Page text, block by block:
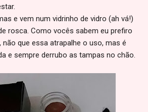
e vem num vidrinho de vidro (ah vá!)
rosca. Como vocês sabem eu prefiro
que essa atrapalhe o uso, mas é
e sempre derrubo as tampas no chão.